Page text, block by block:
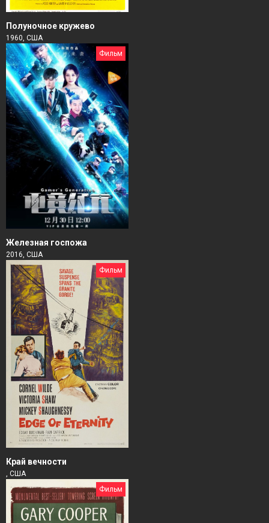
Полуночное кружево
1960, США
Фильм
Железная госпожа
2016, США
Фильм
Край вечности
, США
Фильм